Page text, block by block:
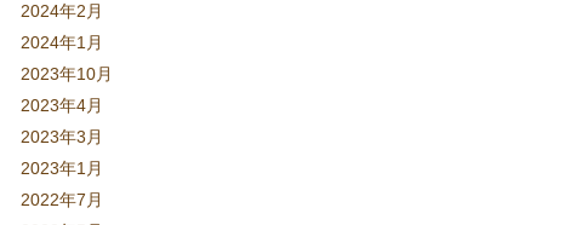
2024年2月
2024年1月
2023年10月
2023年4月
2023年3月
2023年1月
2022年7月